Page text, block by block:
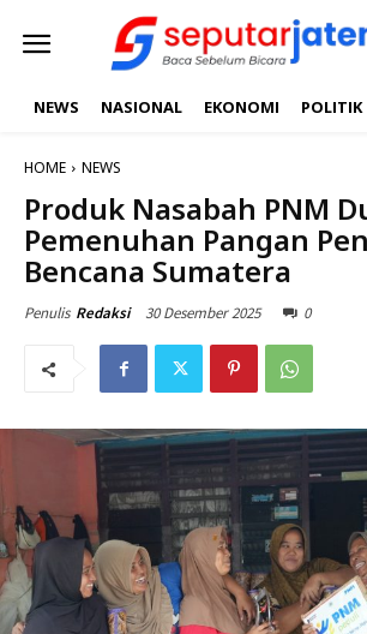
NEWS NASIONAL EKONOMI POLITIK
HOME NEWS
Produk Nasabah PNM
Pemenuhan Pangan
Bencana Sumatera
Penulis Redaksi 30 Desember 2025 0